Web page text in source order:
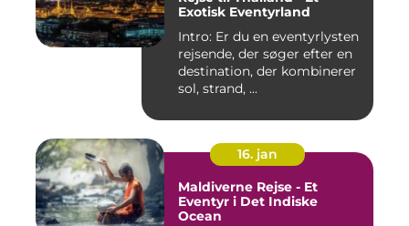
Exotisk Eventyrland
Intro: Er du en eventyrlysten
rejsende, der søger efter en
destination, der kombinerer
sol, strand, ...
16. jan
Maldiverne Rejse - Et
Eventyr i Det Indiske
Ocean